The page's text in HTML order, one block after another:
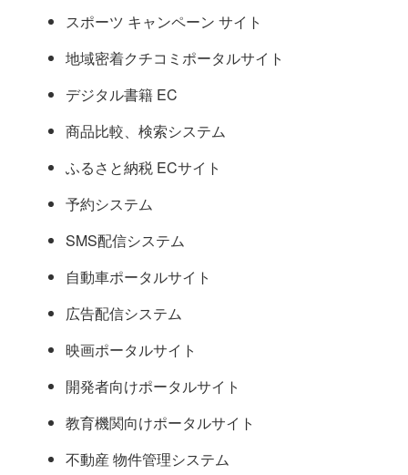
スポーツ キャンペーン サイト
地域密着クチコミポータルサイト
デジタル書籍 EC
商品比較、検索システム
ふるさと納税 ECサイト
予約システム
SMS配信システム
自動車ポータルサイト
広告配信システム
映画ポータルサイト
開発者向けポータルサイト
教育機関向けポータルサイト
不動産 物件管理システム